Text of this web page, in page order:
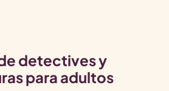
detectives y
para adultos